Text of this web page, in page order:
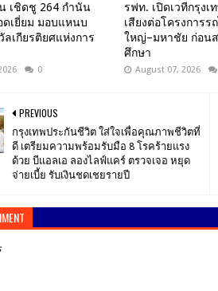
เชิดชู 264 กำนัน
เยี่ยม มอบแหนบ
ลเกียรติยศแห่งการ
0
รฟท. เปิดเวทีกรุงเ
เสียงต่อโครงการร
ใหญ่–มหาชัย ก่อน
ศึกษา
August 07, 2026
PREVIOUS
กรุงเทพประกันชีวิต ใส่ใจเพื่อคุณภาพชีวิตที่
ดี เตรียมความพร้อมรับมือ 8 โรคร้ายแรง
ด้วย บีแอลเอ ลองไลฟ์แคร์ ตรวจเจอ หยุด
จ่ายเบี้ย รับเงินชดเชยรายปี